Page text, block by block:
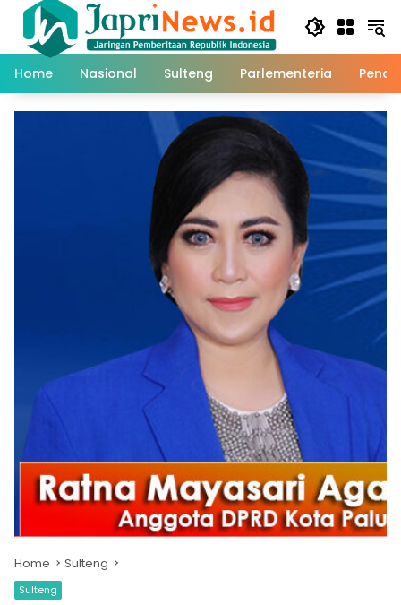
content
Home
Nasional Sulteng Parlementeria
Home Sulteng
Sulteng